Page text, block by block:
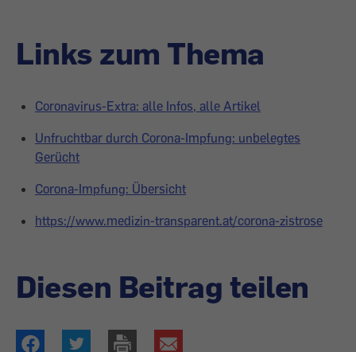
Links zum Thema
Coronavirus-Extra: alle Infos, alle Artikel
Unfruchtbar durch Corona-Impfung: unbelegtes
Gerücht
Corona-Impfung: Übersicht
https://www.medizin-transparent.at/corona-zistrose
Diesen Beitrag teilen